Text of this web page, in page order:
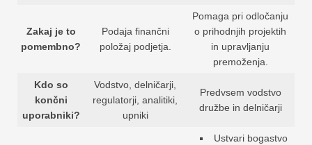
Zakaj je to
pomembno?
Podaja finančni
položaj podjetja.
Pomaga pri odločanju
o prihodnjih projektih
in upravljanju
premoženja.
Kdo so
končni
uporabniki?
Vodstvo, delničarji,
regulatorji, analitiki,
upniki
Predvsem vodstvo
družbe in delničarji
Ustvari bogastvo